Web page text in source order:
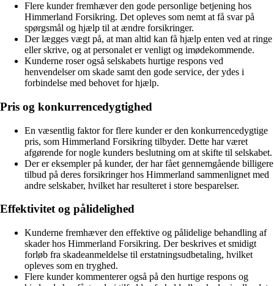
Flere kunder fremhæver den gode personlige betjening hos
Himmerland Forsikring. Det opleves som nemt at få svar på
spørgsmål og hjælp til at ændre forsikringer.
Der lægges vægt på, at man altid kan få hjælp enten ved at ringe
eller skrive, og at personalet er venligt og imødekommende.
Kunderne roser også selskabets hurtige respons ved
henvendelser om skade samt den gode service, der ydes i
forbindelse med behovet for hjælp.
Pris og konkurrencedygtighed
En væsentlig faktor for flere kunder er den konkurrencedygtige
pris, som Himmerland Forsikring tilbyder. Dette har været
afgørende for nogle kunders beslutning om at skifte til selskabet.
Der er eksempler på kunder, der har fået gennemgående billigere
tilbud på deres forsikringer hos Himmerland sammenlignet med
andre selskaber, hvilket har resulteret i store besparelser.
Effektivitet og pålidelighed
Kunderne fremhæver den effektive og pålidelige behandling af
skader hos Himmerland Forsikring. Der beskrives et smidigt
forløb fra skadeanmeldelse til erstatningsudbetaling, hvilket
opleves som en tryghed.
Flere kunder kommenterer også på den hurtige respons og